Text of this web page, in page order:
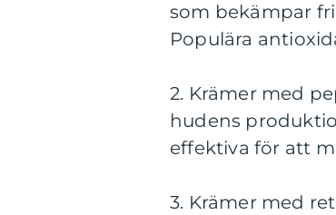
som bekämpar
Populära
2. Krämer med
hudens
effektiva för att
3. Krämer med